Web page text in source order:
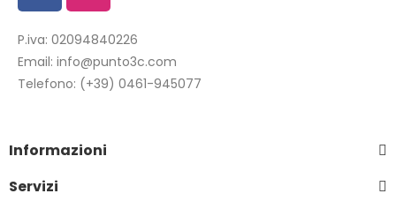
P.iva: 02094840226
Email: info@punto3c.com
Telefono: (+39) 0461-945077
Informazioni
Servizi